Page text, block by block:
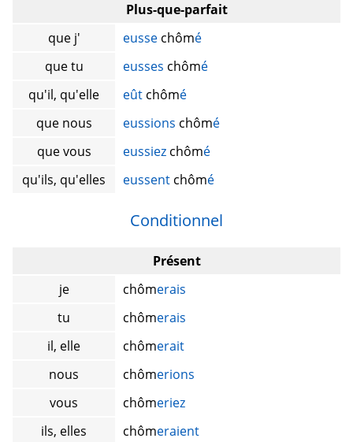
Plus-que-parfait
que j'
eusse chômé
que tu
eusses chômé
qu'il, qu'elle
eût chômé
que nous
eussions chômé
que vous
eussiez chômé
qu'ils, qu'elles
eussent chômé
Conditionnel
Présent
je
chômerais
tu
chômerais
il, elle
chômerait
nous
chômerions
vous
chômeriez
ils, elles
chômeraient